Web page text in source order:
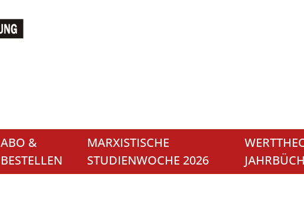
ABO &
BESTELLEN
MARXISTISCHE
STUDIENWOCHE 2026